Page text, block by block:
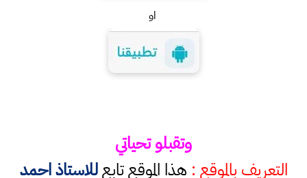
او
وتقبلو تحياتي
التعريف بالموقع : هذا الموقع تابعللاستاذ احمد